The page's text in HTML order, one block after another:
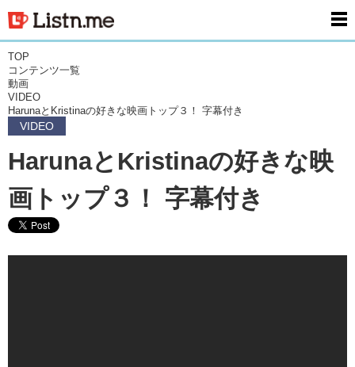
TOP
コンテンツ一覧
動画
VIDEO
HarunaとKristinaの好きな映画トップ３！ 字幕付き
VIDEO
HarunaとKristinaの好きな映
画トップ３！ 字幕付き